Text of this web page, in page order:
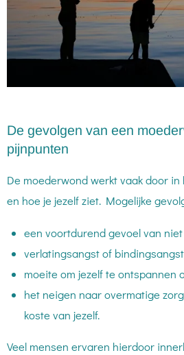
De gevolgen van een
pijnpunten
De moederwond werkt vaak door
en hoe je jezelf ziet. Mogelijke
een voortdurend gevoel van
verlatingsangst of
moeite om jezelf te ontspannen
het neigen naar overmatige
koste van jezelf.
Veel mensen ervaren hierdoor